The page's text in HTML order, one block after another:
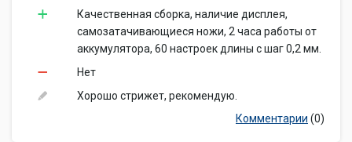
Качественная сборка, наличие дисплея,
самозатачивающиеся ножи, 2 часа работы от
аккумулятора, 60 настроек длины с шаг 0,2 мм.
Нет
Хорошо стрижет, рекомендую.
Комментарии (0)